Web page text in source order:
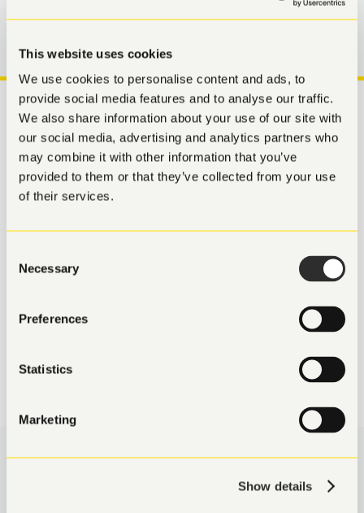
This website uses cookies
We use cookies to personalise content and ads, to
provide social media features and to analyse our traffic.
We also share information about your use of our site with
our social media, advertising and analytics partners who
may combine it with other information that you’ve
provided to them or that they’ve collected from your use
of their services.
Selection
Necessary
Preferences
Statistics
Marketing
Show details
heller. Varje förbättring, stor som liten, stärker er IT-
NÅGRA AV VÅRA KUNDER